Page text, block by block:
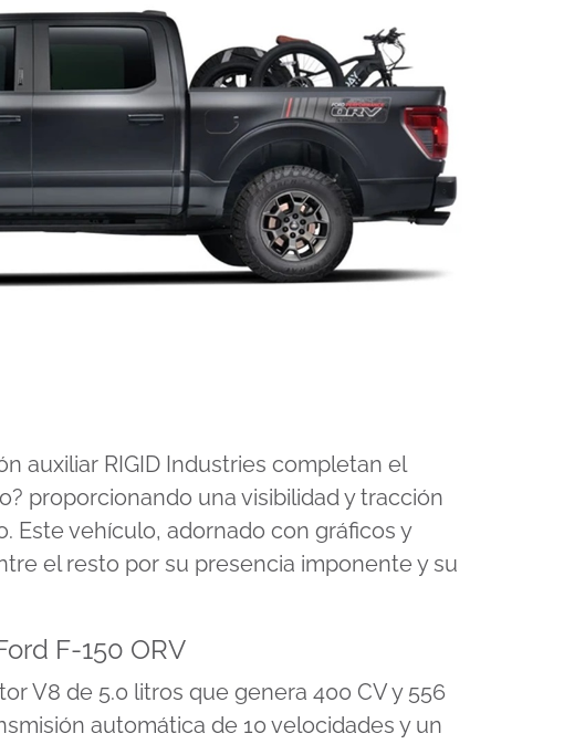
auxiliar RIGID Industries completan el
proporcionando una visibilidad y tracción
Este vehículo, adornado con gráficos y
el resto por su presencia imponente y su
F-150 ORV
V8 de 5.0 litros que genera 400 CV y 556
automática de 10 velocidades y un